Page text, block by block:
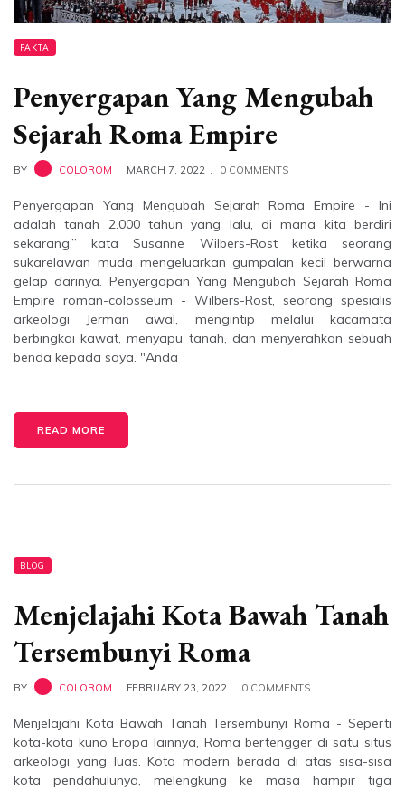
FAKTA
Penyergapan Yang Mengubah
Sejarah Roma Empire
BY COLOROM MARCH 7, 2022 0 COMMENTS
Penyergapan Yang Mengubah Sejarah Roma Empire - Ini
adalah tanah 2.000 tahun yang lalu, di mana kita berdiri
sekarang,” kata Susanne Wilbers-Rost ketika seorang
sukarelawan muda mengeluarkan gumpalan kecil berwarna
gelap darinya. Penyergapan Yang Mengubah Sejarah Roma
Empire roman-colosseum - Wilbers-Rost, seorang spesialis
arkeologi Jerman awal, mengintip melalui kacamata
berbingkai kawat, menyapu tanah, dan menyerahkan sebuah
benda kepada saya. "Anda
READ MORE
BLOG
Menjelajahi Kota Bawah Tanah
Tersembunyi Roma
BY COLOROM FEBRUARY 23, 2022 0 COMMENTS
Menjelajahi Kota Bawah Tanah Tersembunyi Roma - Seperti
kota-kota kuno Eropa lainnya, Roma bertengger di satu situs
arkeologi yang luas. Kota modern berada di atas sisa-sisa
kota pendahulunya, melengkung ke masa hampir tiga